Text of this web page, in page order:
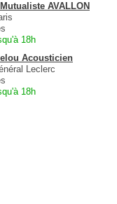
AVALLON
18h
Acousticien
Leclerc
18h